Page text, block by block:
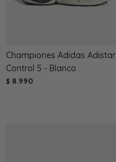
Championes Adidas Adistar
Control 5 - Blanco
$ 8.990